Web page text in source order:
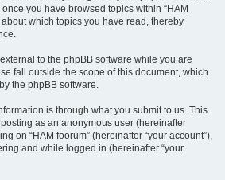
you have browsed topics within “HAM
which topics you have read, thereby
to the phpBB software while you are
fall outside the scope of this document, which
the phpBB software.
is through what you submit to us. This
as an anonymous user (hereinafter
on “HAM foorum” (hereinafter “your account”),
and while logged in (hereinafter “your